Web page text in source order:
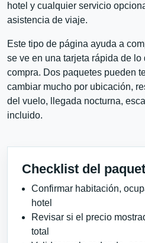
hotel y cualquier servicio
asistencia de viaje.
Este tipo de página ayuda a
se ve en una tarjeta rápida de lo
compra. Dos paquetes pueden
cambiar mucho por ubicación,
del vuelo, llegada nocturna,
incluido.
Checklist del
Confirmar habitación,
hotel
Revisar si el precio
total